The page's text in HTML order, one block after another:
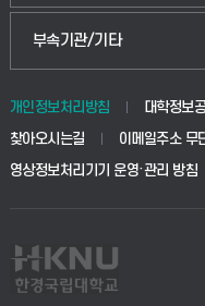
생명공학부
사회안전시스템공학부
공공정책대학원
교육대학원
웹메일
학사시스템(전문학사 및 전
사이버캠퍼스(전문학사 및
부속기관/기타
중앙도서관
학생생활관(안성)
산학협력단
개인정보처리방침 대학정보
찾아오시는길
이메일주소 무
영상정보처리기기 운영·관리 방침